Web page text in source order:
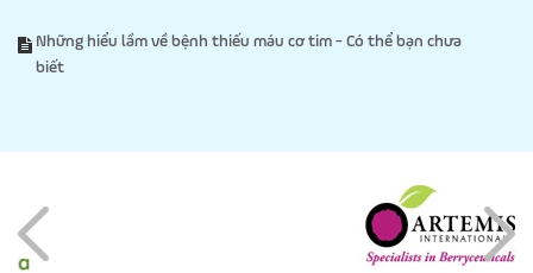
Những hiểu lầm về bệnh thiếu máu cơ tim - Có thể bạn chưa
biết